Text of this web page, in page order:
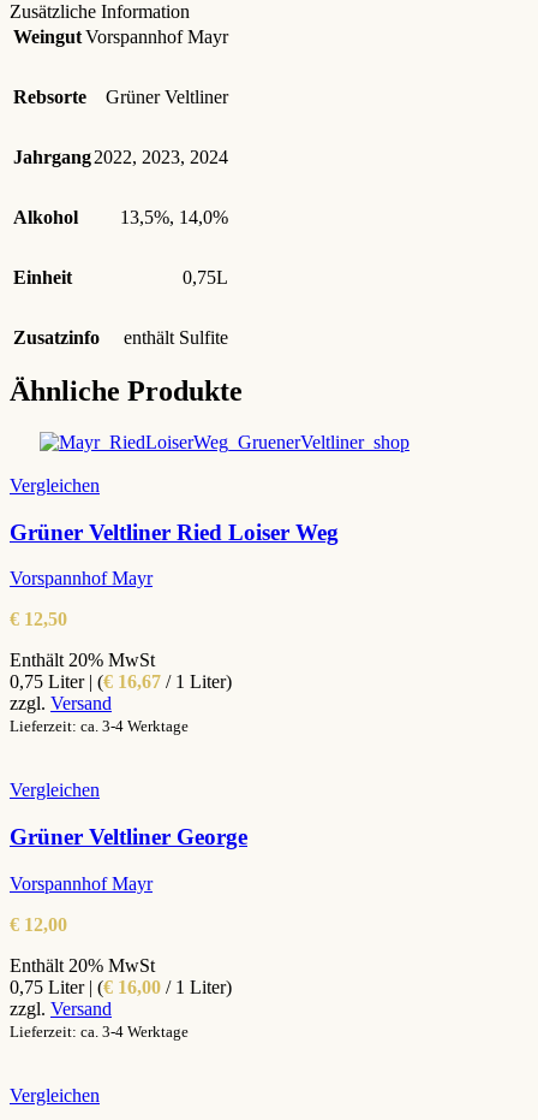
Zusätzliche Information
WeingutVorspannhof Mayr
Rebsorte Grüner Veltliner
Jahrgang2022, 2023, 2024
Alkohol 13,5%, 14,0%
Einheit 0,75L
Zusatzinfo enthält Sulfite
Ähnliche Produkte
Vergleichen
Grüner Veltliner Ried Loiser Weg
Vorspannhof Mayr
€ 12,50
Enthält 20% MwSt
0,75 Liter | (€ 16,67 / 1 Liter)
zzgl. Versand
Lieferzeit: ca. 3-4 Werktage
Vergleichen
Grüner Veltliner George
Vorspannhof Mayr
€ 12,00
Enthält 20% MwSt
0,75 Liter | (€ 16,00 / 1 Liter)
zzgl. Versand
Lieferzeit: ca. 3-4 Werktage
Vergleichen